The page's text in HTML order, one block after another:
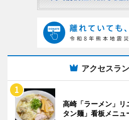
アクセスラ
高崎「ラーメン」
タン麺」看板メニュ